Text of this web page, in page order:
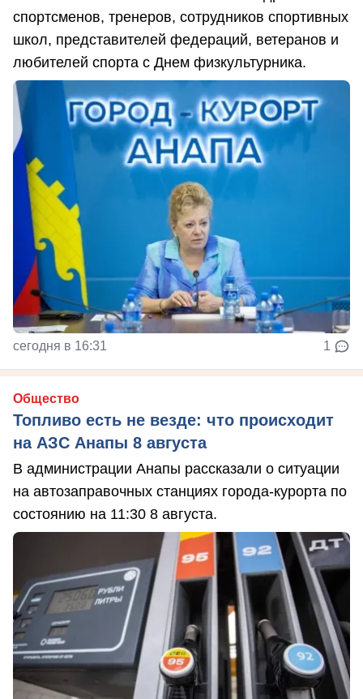
спортсменов, тренеров, сотрудников спортивных
школ, представителей федераций, ветеранов и
любителей спорта с Днем физкультурника.
сегодня в 16:31 1
Общество
Топливо есть не везде: что происходит
на АЗС Анапы 8 августа
В администрации Анапы рассказали о ситуации
на автозаправочных станциях города-курорта по
состоянию на 11:30 8 августа.